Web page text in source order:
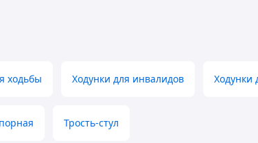
ходьбы Ходунки для инвалидов Ходунки
Трость-стул